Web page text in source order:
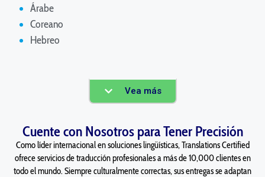
Árabe
Coreano
Hebreo
Vea más
Cuente con Nosotros para Tener Precisión
Como líder internacional en soluciones lingüísticas, Translations Certified
ofrece servicios de traducción profesionales a más de 10,000 clientes en
todo el mundo. Siempre culturalmente correctas, sus entregas se adaptan